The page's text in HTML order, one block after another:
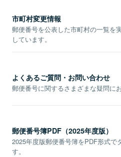
市町村変更情報
郵便番号を公表した市町村の一覧を
しています。
よくあるご質問・お問い合わせ
郵便番号に関するさまざまな疑問に
郵便番号簿PDF（2025年度版）
2025年度版郵便番号簿をPDF形式で
す。